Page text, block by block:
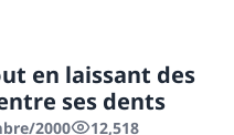
en laissant des
ses dents
2000 12,518